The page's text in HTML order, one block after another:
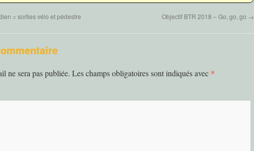
= sorties vélo et pédestre Objectif BTR 2018 – Go, go, go →
ne sera pas publiée. Les champs obligatoires sont indiqués avec *